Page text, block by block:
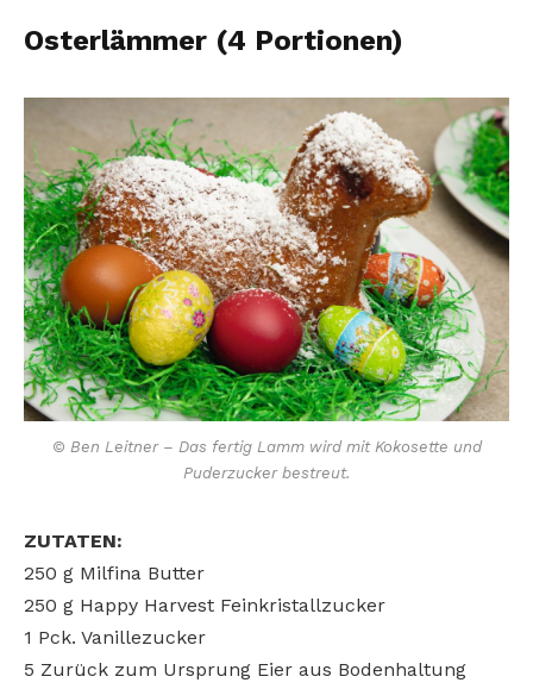
Osterlämmer (4 Portionen)
© Ben Leitner – Das fertig Lamm wird mit Kokosette und
Puderzucker bestreut.
ZUTATEN:
250 g Milfina Butter
250 g Happy Harvest Feinkristallzucker
1 Pck. Vanillezucker
5 Zurück zum Ursprung Eier aus Bodenhaltung